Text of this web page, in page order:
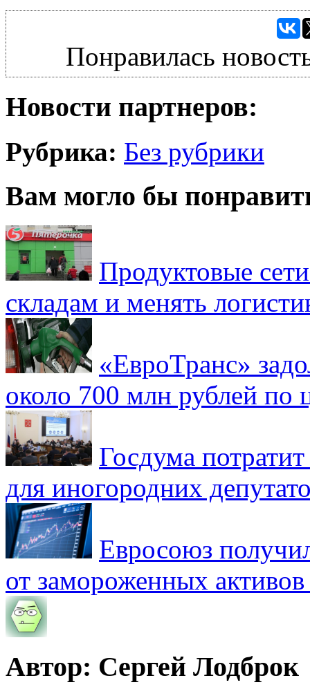
Понравилась
Новости партнеров:
Рубрика: Без рубрики
Вам могло бы
Продуктовые
складам и менять
«ЕвроТранс»
около 700 млн рублей
Госдума
для иногородних
Евросоюз
от замороженных
Автор: Сергей Лодброк